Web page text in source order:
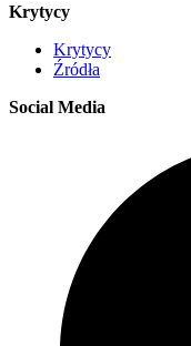
Krytycy
Krytycy
Źródła
Social Media